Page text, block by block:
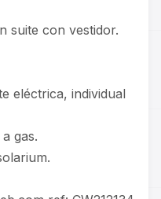
suite con vestidor.
eléctrica, individual
gas.